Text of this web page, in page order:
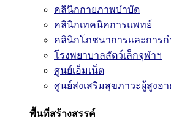
คลินิกกายภาพบำบัด
คลินิกเทคนิคการแพทย์
คลินิกโภชนาการและการ
โรงพยาบาลสัตว์เล็กจุฬาฯ
ศูนย์เอ็มเน็ต
ศูนย์ส่งเสริมสุขภาวะผู้สูงอา
พื้นที่สร้างสรรค์